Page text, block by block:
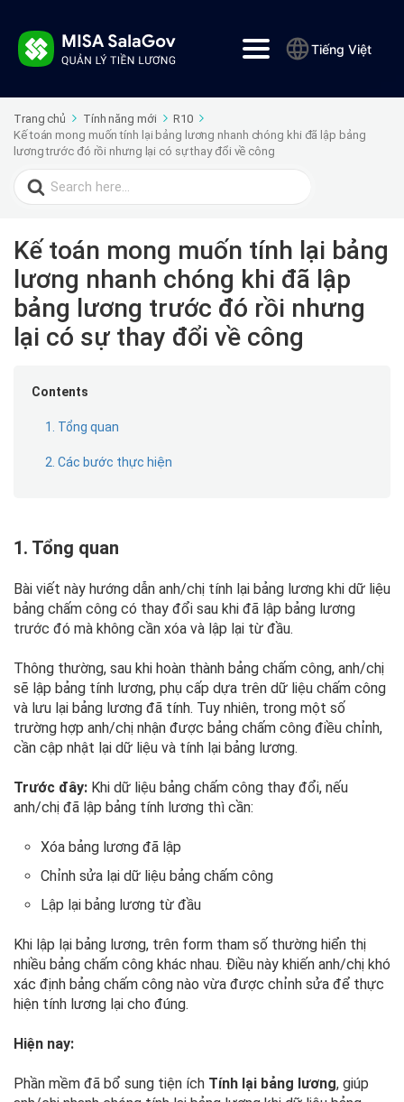
Tiếng Việt
Trang chủ Tính năng mới
R10
Kế toán mong muốn tính lại bảng lương nhanh chóng khi đã lập bảng
lương trước đó rồi nhưng lại có sự thay đổi về công
Search
for:
Kế toán mong muốn tính lại bảng
lương nhanh chóng khi đã lập
bảng lương trước đó rồi nhưng
lại có sự thay đổi về công
Contents
1. Tổng quan
2. Các bước thực hiện
1. Tổng quan
Bài viết này hướng dẫn anh/chị tính lại bảng lương khi dữ liệu
bảng chấm công có thay đổi sau khi đã lập bảng lương
trước đó mà không cần xóa và lập lại từ đầu.
Thông thường, sau khi hoàn thành bảng chấm công, anh/chị
sẽ lập bảng tính lương, phụ cấp dựa trên dữ liệu chấm công
và lưu lại bảng lương đã tính. Tuy nhiên, trong một số
trường hợp anh/chị nhận được bảng chấm công điều chỉnh,
cần cập nhật lại dữ liệu và tính lại bảng lương.
Trước đây: Khi dữ liệu bảng chấm công thay đổi, nếu
anh/chị đã lập bảng tính lương thì cần:
Xóa bảng lương đã lập
Chỉnh sửa lại dữ liệu bảng chấm công
Lập lại bảng lương từ đầu
Khi lập lại bảng lương, trên form tham số thường hiển thị
nhiều bảng chấm công khác nhau. Điều này khiến anh/chị khó
xác định bảng chấm công nào vừa được chỉnh sửa để thực
hiện tính lương lại cho đúng.
Hiện nay:
Phần mềm đã bổ sung tiện ích Tính lại bảng lương, giúp